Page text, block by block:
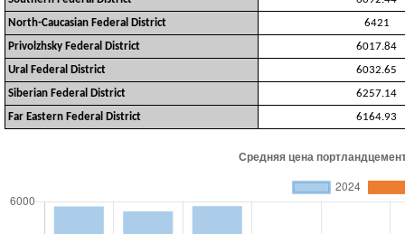
North-Caucasian Federal District
6421
Privolzhsky Federal District
6017.84
Ural Federal District
6032.65
Siberian Federal District
6257.14
Far Eastern Federal District
6164.93